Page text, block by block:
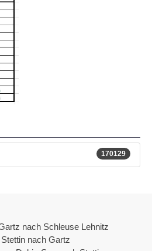
170129
nach Schleuse Lehnitz
nach Gartz